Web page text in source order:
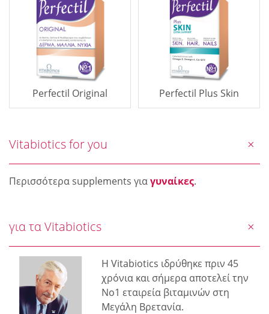
Perfectil Original Perfectil Plus Skin
Vitabiotics for you
Περισσότερα supplements γιαγυναίκες.
για τα Vitabiotics
Η Vitabiotics ιδρύθηκε πριν 45
χρόνια και σήμερα αποτελεί την
Νο1 εταιρεία βιταμινών στη
Μεγάλη Βρετανία.